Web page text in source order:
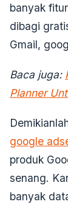
banyak
dibagi
Gmail,
Baca juga:
Planner
google
produk
senang.
banyak